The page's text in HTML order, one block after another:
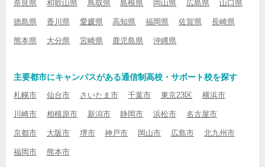
奈良県 和歌山県 鳥取県 島根県 岡山県 広島県 山口県
徳島県 香川県 愛媛県 高知県 福岡県 佐賀県 長崎県
熊本県 大分県 宮崎県 鹿児島県 沖縄県
主要都市にキャンパスがある通信制高校・サポート校を探す
札幌市 仙台市 さいたま市 千葉市 東京23区 横浜市
川崎市 相模原市 新潟市 静岡市 浜松市 名古屋市
京都市 大阪市 堺市 神戸市 岡山市 広島市 北九州市
福岡市 熊本市